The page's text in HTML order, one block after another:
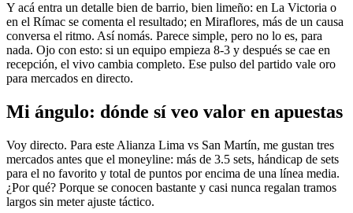
Y acá entra un detalle bien de barrio, bien limeño: en La Victoria o
en el Rímac se comenta el resultado; en Miraflores, más de un causa
conversa el ritmo. Así nomás. Parece simple, pero no lo es, para
nada. Ojo con esto: si un equipo empieza 8-3 y después se cae en
recepción, el vivo cambia completo. Ese pulso del partido vale oro
para mercados en directo.
Mi ángulo: dónde sí veo valor en apuestas
Voy directo. Para este Alianza Lima vs San Martín, me gustan tres
mercados antes que el moneyline: más de 3.5 sets, hándicap de sets
para el no favorito y total de puntos por encima de una línea media.
¿Por qué? Porque se conocen bastante y casi nunca regalan tramos
largos sin meter ajuste táctico.